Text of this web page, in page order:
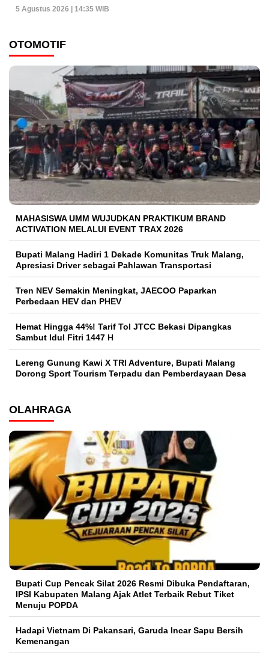
5 Agustus 2026 | 14:35 WIB
OTOMOTIF
MAHASISWA UMM WUJUDKAN PRAKTIKUM BRAND
ACTIVATION MELALUI EVENT TRAX 2026
Bupati Malang Hadiri 1 Dekade Komunitas Truk Malang,
Apresiasi Driver sebagai Pahlawan Transportasi
Tren NEV Semakin Meningkat, JAECOO Paparkan
Perbedaan HEV dan PHEV
Hemat Hingga 44%! Tarif Tol JTCC Bekasi Dipangkas
Sambut Idul Fitri 1447 H
Lereng Gunung Kawi X TRI Adventure, Bupati Malang
Dorong Sport Tourism Terpadu dan Pemberdayaan Desa
OLAHRAGA
Bupati Cup Pencak Silat 2026 Resmi Dibuka Pendaftaran,
IPSI Kabupaten Malang Ajak Atlet Terbaik Rebut Tiket
Menuju POPDA
Hadapi Vietnam Di Pakansari, Garuda Incar Sapu Bersih
Kemenangan